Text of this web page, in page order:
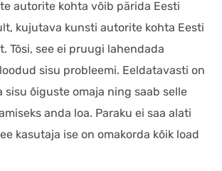
autorite kohta võib pärida Eesti
kujutava kunsti autorite kohta Eesti
Tõsi, see ei pruugi lahendada
sisu probleemi. Eeldatavasti on
sisu õiguste omaja ning saab selle
anda loa. Paraku ei saa alati
kasutaja ise on omakorda kõik load